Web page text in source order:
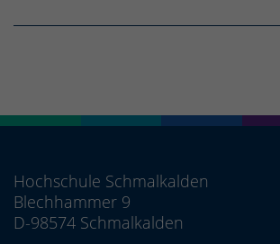
Hochschule Schmalkalden
Blechhammer 9
D-98574 Schmalkalden